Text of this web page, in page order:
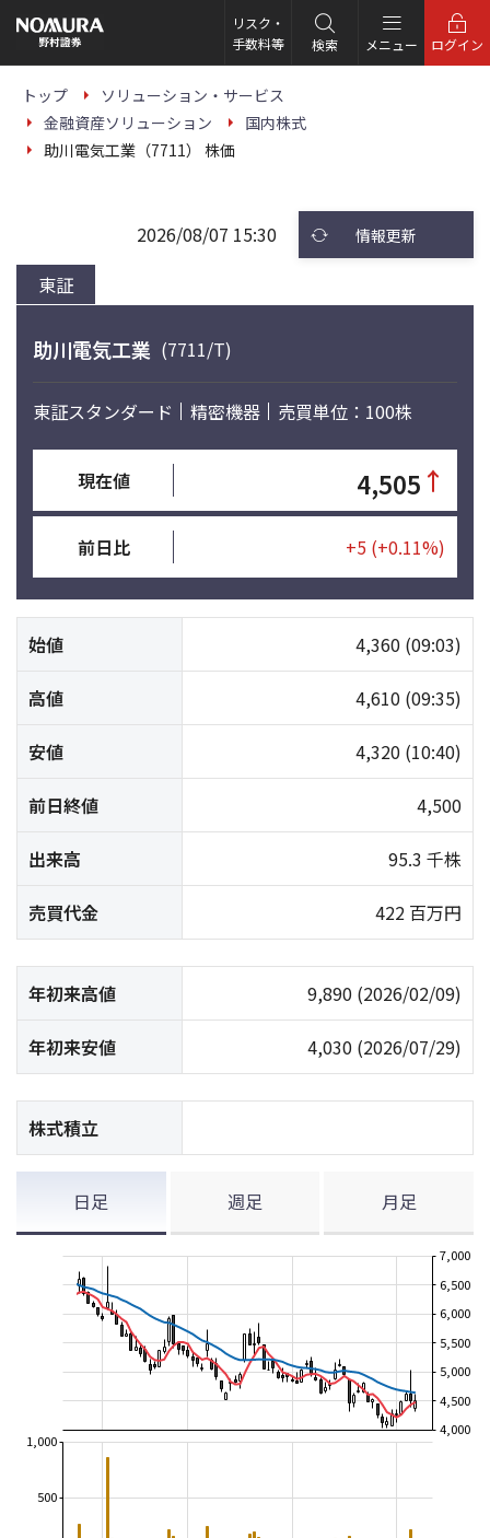
の
ー
リスク・
手数料等
検索 メニュー ログイン
トップ
ソリューション・サービス
金融資産ソリューション
国内株式
助川電気工業（7711） 株価
東証
2026/08/07 15:30 情報更新
助川電気工業 (7711/T)
東証スタンダード 精密機器 売買単位：100株
現在値 4,505 ↑
前日比 +5 (+0.11%)
始値 4,360 (09:03)
高値 4,610 (09:35)
安値 4,320 (10:40)
前日終値 4,500
出来高 95.3 千株
売買代金 422 百万円
年初来高値 9,890 (2026/02/09)
年初来安値 4,030 (2026/07/29)
株式積立
日足 週足 月足
4,000
4,500
5,000
5,500
6,000
6,500
7,000
500
1,000